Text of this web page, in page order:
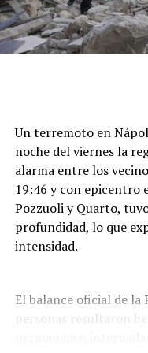
Un terremoto en
noche del viernes la
alarma entre los
19:46 y con epicentro
Pozzuoli y Quarto,
profundidad, lo que
intensidad.
El balance oficial de
personas resultaron